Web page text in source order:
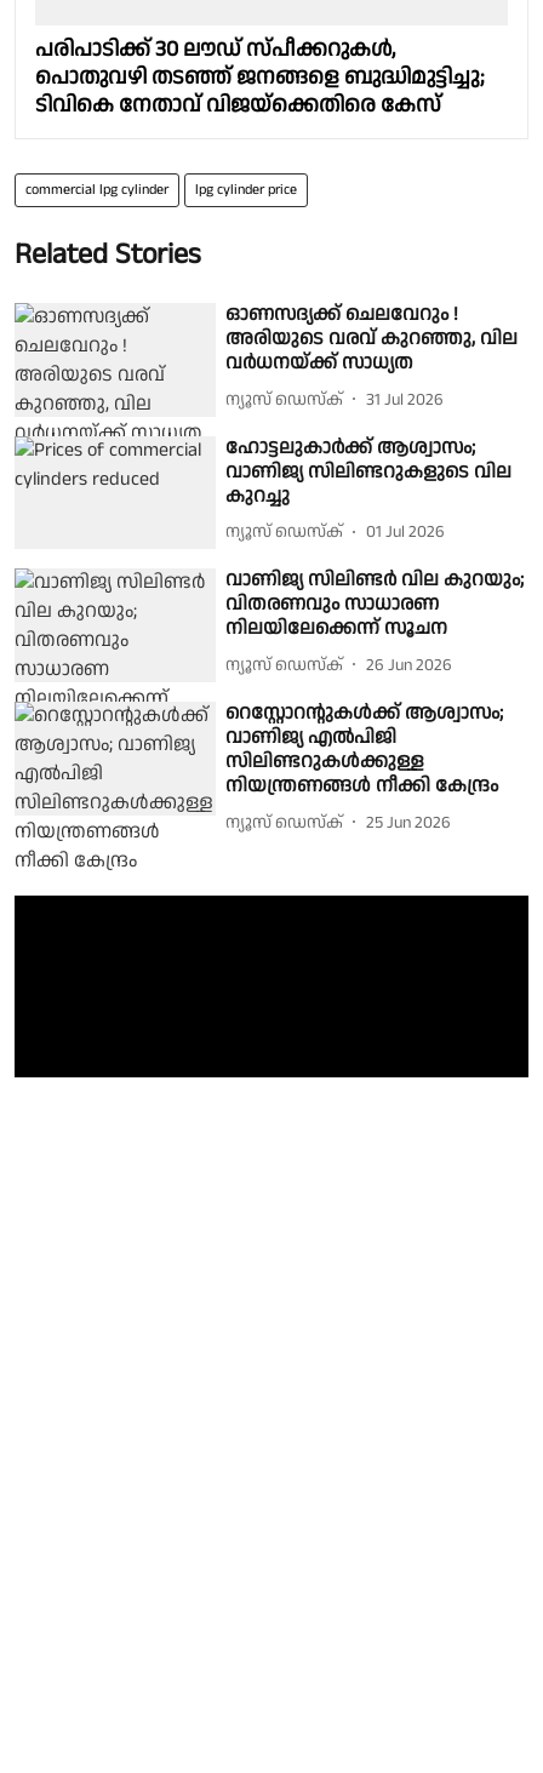
പരിപാടിക്ക് 30 ലൗഡ് സ്പീക്കറുകൾ,
പൊതുവഴി തടഞ്ഞ് ജനങ്ങളെ ബുദ്ധിമുട്ടിച്ചു;
ടിവികെ നേതാവ് വിജയ്‌ക്കെതിരെ കേസ്‌
commercial lpg cylinder lpg cylinder price
Related Stories
ഓണസദ്യക്ക് ചെലവേറും !
അരിയുടെ വരവ് കുറഞ്ഞു, വില
വര്‍ധനയ്ക്ക് സാധ്യത
ന്യൂസ് ഡെസ്ക് 31 Jul 2026
ഹോട്ടലുകാർക്ക് ആശ്വാസം;
വാണിജ്യ സിലിണ്ടറുകളുടെ വില
കുറച്ചു
ന്യൂസ് ഡെസ്ക് 01 Jul 2026
വാണിജ്യ സിലിണ്ടര്‍ വില കുറയും;
വിതരണവും സാധാരണ
നിലയിലേക്കെന്ന് സൂചന
ന്യൂസ് ഡെസ്ക് 26 Jun 2026
റെസ്റ്റോറൻ്റുകൾക്ക് ആശ്വാസം;
വാണിജ്യ എൽപിജി
സിലിണ്ടറുകൾക്കുള്ള
നിയന്ത്രണങ്ങൾ നീക്കി കേന്ദ്രം
ന്യൂസ് ഡെസ്ക് 25 Jun 2026